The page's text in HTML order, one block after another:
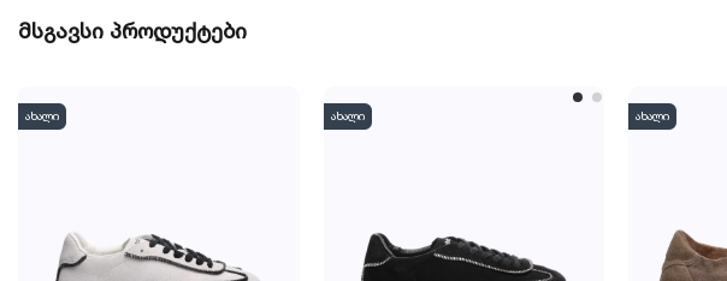
მსგავსი პროდუქტები
ახალი ახალი ახალი